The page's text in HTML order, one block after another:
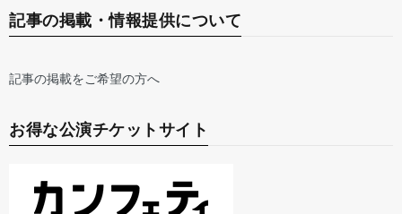
記事の掲載・情報提供について
記事の掲載をご希望の方へ
お得な公演チケットサイト